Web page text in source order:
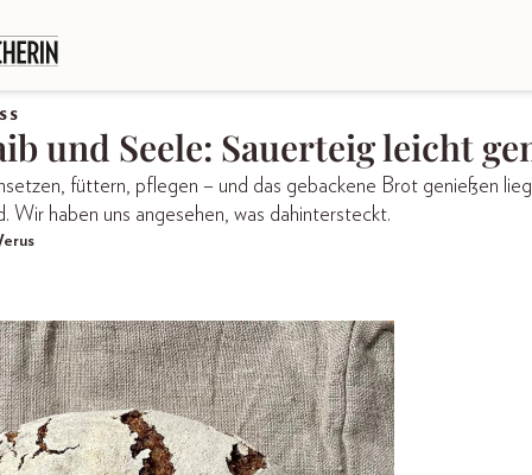
und Seele: Sauerteig leicht
füttern, pflegen – und das gebackene Brot genießen
Wir haben uns angesehen, was dahintersteckt.